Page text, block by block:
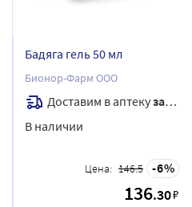
Бадяга гель 50 мл
Бионор-Фарм ООО
Доставим в аптекузавтра
В наличии
Цена: 146.5 6
136.30₽